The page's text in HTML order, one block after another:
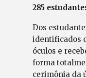
285
Dos
identificados
óculos e
forma
cerimônia da